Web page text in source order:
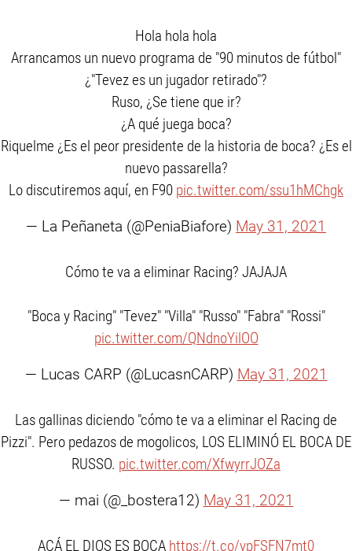
Hola hola hola
Arrancamos un nuevo programa de "90 minutos de fútbol"
¿"Tevez es un jugador retirado"?
Ruso, ¿Se tiene que ir?
¿A qué juega boca?
Riquelme ¿Es el peor presidente de la historia de boca? ¿Es el
nuevo passarella?
Lo discutiremos aquí, en F90 pic.twitter.com/ssu1hMChgk
— La Peñaneta (@PeniaBiafore) May 31, 2021
Cómo te va a eliminar Racing? JAJAJA
"Boca y Racing" "Tevez" "Villa" "Russo" "Fabra" "Rossi"
pic.twitter.com/QNdnoYilOO
— Lucas CARP (@LucasnCARP) May 31, 2021
Las gallinas diciendo "cómo te va a eliminar el Racing de
Pizzi". Pero pedazos de mogolicos, LOS ELIMINÓ EL BOCA DE
RUSSO. pic.twitter.com/XfwyrrJOZa
— mai (@_bostera12) May 31, 2021
ACÁ EL DIOS ES BOCA https://t.co/ypFSFN7mt0